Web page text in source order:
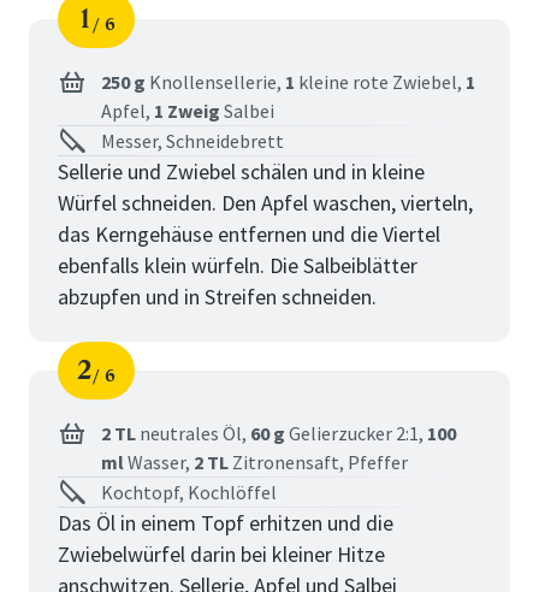
Schritt
1
von
6
für
Sellerie-
Apfel-
Konfitüre
250 g Knollensellerie, 1 kleine rote Zwiebel, 1
Apfel, 1 Zweig Salbei
Messer, Schneidebrett
Sellerie und Zwiebel schälen und in kleine
Würfel schneiden. Den Apfel waschen, vierteln,
das Kerngehäuse entfernen und die Viertel
ebenfalls klein würfeln. Die Salbeiblätter
abzupfen und in Streifen schneiden.
Schritt
2
von
6
für
Sellerie-
Apfel-
Konfitüre
2 TL neutrales Öl, 60 g Gelierzucker 2:1, 100
mlWasser, 2 TL Zitronensaft, Pfeffer
Kochtopf, Kochlöffel
Das Öl in einem Topf erhitzen und die
Zwiebelwürfel darin bei kleiner Hitze
anschwitzen. Sellerie, Apfel und Salbei